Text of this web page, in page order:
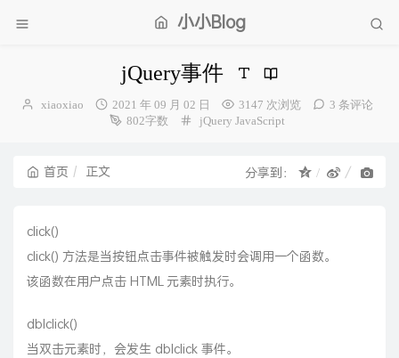
小小Blog
jQuery事件
博
xiaoxiao
发
布
2021 年 09 月 02 日 3147 次浏览
3 条评论
802字数
分
jQuery JavaScript
首页 正文 分享到：
click()
click() 方法是当按钮点击事件被触发时会调用一个函数。
该函数在用户点击 HTML 元素时执行。
dblclick()
当双击元素时，会发生 dblclick 事件。